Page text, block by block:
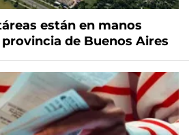
están en manos
de Buenos Aires